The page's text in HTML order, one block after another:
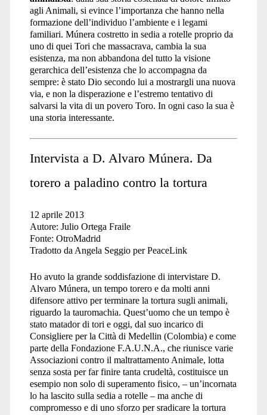
agli Animali, si evince l’importanza che hanno nella
formazione dell’individuo l’ambiente e i legami
familiari. Múnera costretto in sedia a rotelle proprio da
uno di quei Tori che massacrava, cambia la sua
esistenza, ma non abbandona del tutto la visione
gerarchica dell’esistenza che lo accompagna da
sempre: è stato Dio secondo lui a mostrargli una nuova
via, e non la disperazione e l’estremo tentativo di
salvarsi la vita di un povero Toro. In ogni caso la sua è
una storia interessante.
Intervista a D. Alvaro Múnera. Da
torero a paladino contro la tortura
12 aprile 2013
Autore: Julio Ortega Fraile
Fonte: OtroMadrid
Tradotto da Angela Seggio per PeaceLink
Ho avuto la grande soddisfazione di intervistare D.
Alvaro Múnera, un tempo torero e da molti anni
difensore attivo per terminare la tortura sugli animali,
riguardo la tauromachia. Quest’uomo che un tempo è
stato matador di tori e oggi, dal suo incarico di
Consigliere per la Città di Medellin (Colombia) e come
parte della Fondazione F.A.U.N.A., che riunisce varie
Associazioni contro il maltrattamento Animale, lotta
senza sosta per far finire tanta crudeltà, costituisce un
esempio non solo di superamento fisico, – un’incornata
lo ha lascito sulla sedia a rotelle – ma anche di
compromesso e di uno sforzo per sradicare la tortura